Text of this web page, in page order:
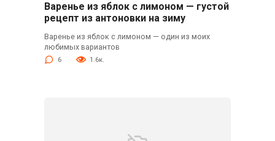
Варенье из яблок с лимоном — густой
рецепт из антоновки на зиму
Варенье из яблок с лимоном — один из моих
любимых вариантов
6 1.6к.